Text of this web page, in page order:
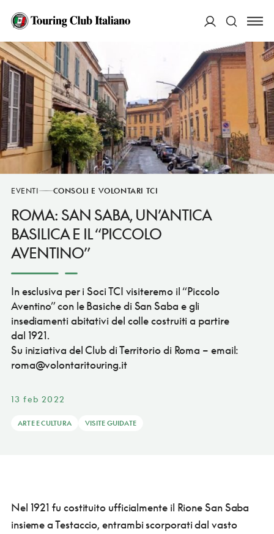
Cerca
EVENTI CONSOLI E VOLONTARI TCI
ROMA: SAN SABA, UN’ANTICA
BASILICA E IL “PICCOLO
AVENTINO”
In esclusiva per i Soci TCI visiteremo il “Piccolo
Aventino” con le Basiche di San Saba e gli
insediamenti abitativi del colle costruiti a partire
dal 1921.
Su iniziativa del Club di Territorio di Roma – email:
roma@volontaritouring.it
13 feb 2022
ARTE E CULTURA VISITE GUIDATE
Nel 1921 fu costituito ufficialmente il Rione San Saba
insieme a Testaccio, entrambi scorporati dal vasto